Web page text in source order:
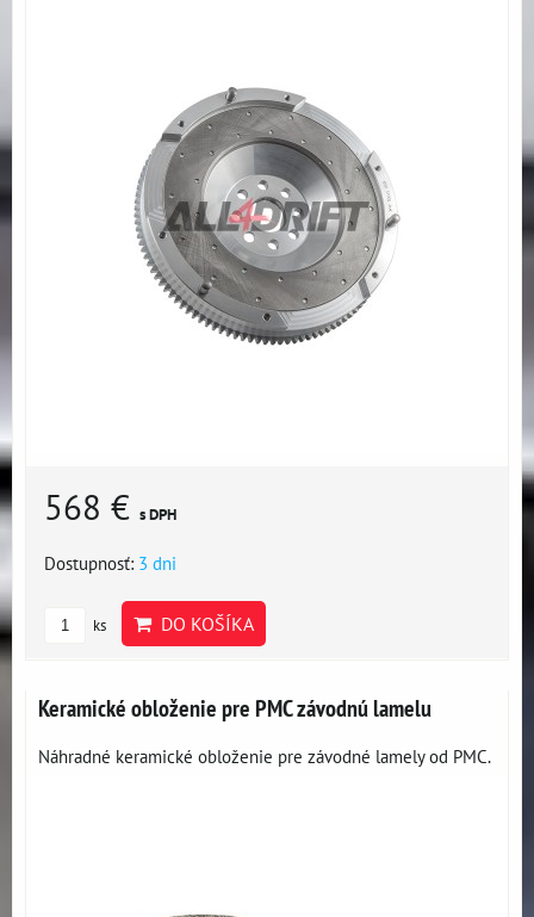
568 € s DPH
Dostupnosť: 3 dni
ks DO KOŠÍKA
Keramické obloženie pre PMC závodnú lamelu
Náhradné keramické obloženie pre závodné lamely od PMC.